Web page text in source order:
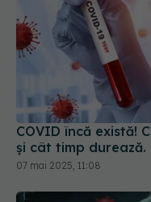
COVID încă există!
și cât timp
07 mai 2025, 11:08